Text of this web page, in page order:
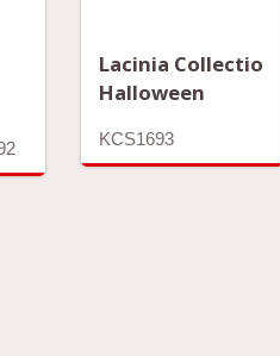
Lacinia Collectio
Halloween
KCS1693